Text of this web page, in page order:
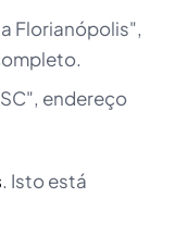
Florianópolis",
endereço
. Isto está